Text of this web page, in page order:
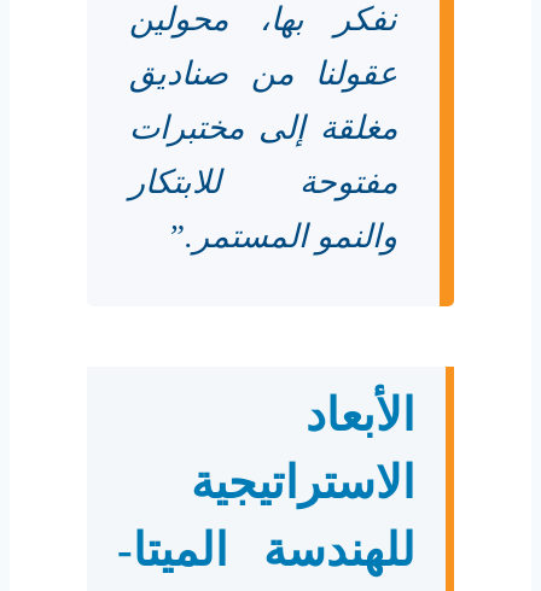
نفكر بها، محولين
عقولنا من صناديق
مغلقة إلى مختبرات
مفتوحة للابتكار
والنمو المستمر.”
الأبعاد
الاستراتيجية
للهندسة الميتا-